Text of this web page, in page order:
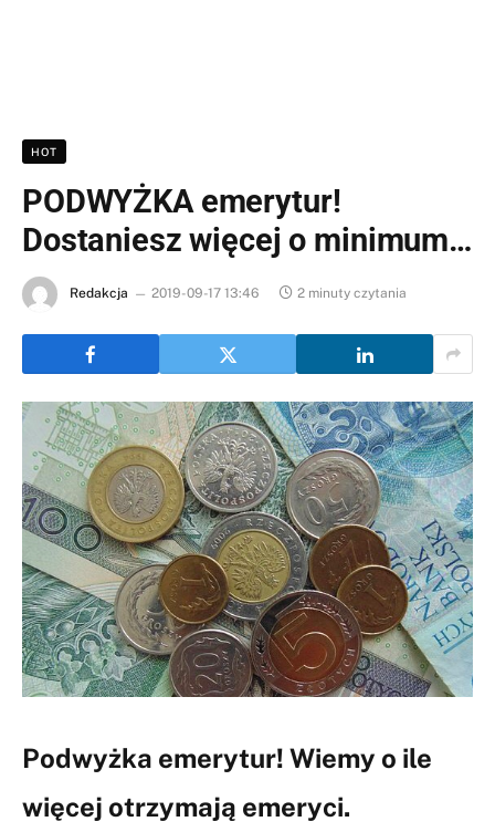
HOT
PODWYŻKA emerytur!
Dostaniesz więcej o minimum…
Redakcja 2019-09-17 13:46 2 minuty czytania
Podwyżka emerytur! Wiemy o ile
więcej otrzymają emeryci.